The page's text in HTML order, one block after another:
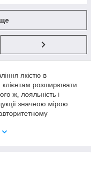
якістю в
розширювати
ж, лояльність і
значною мірою
проводяться на
документації,
навчання